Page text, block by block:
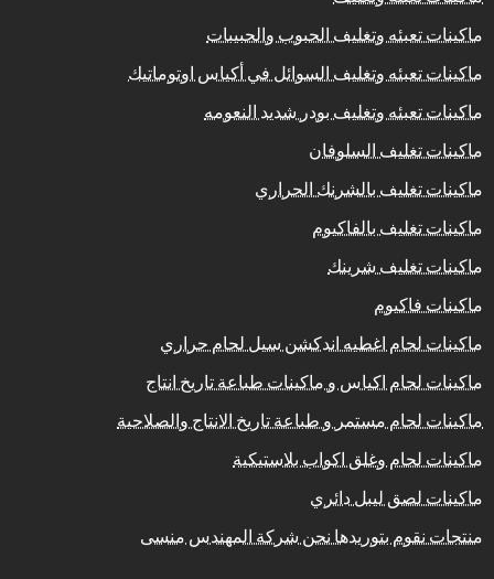
ماكينات تعبئه وتغليف الحبوب والحبيبات
ماكينات تعبئه وتغليف السوائل في أكياس اوتوماتيك
ماكينات تعبئه وتغليف بودر شديد النعومه
ماكينات تغليف السلوفان
ماكينات تغليف بالشرنك الحراري
ماكينات تغليف بالفاكيوم
ماكينات تغليف شرينك
ماكينات فاكيوم
ماكينات لحام اغطيه اندكشن سيل لحام حراري
ماكينات لحام اكياس و ماكينات طباعة تاريخ انتاج
ماكينات لحام مستمر و طباعة تاريخ الانتاج والصلاحية
ماكينات لحام وغلق اكواب بلاستيكية
ماكينات لصق ليبل دائري
منتجات نقوم بتوريدها نحن شركة المهندس منسى